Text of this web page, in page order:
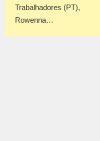
Trabalhadores (PT),
Rowenna…